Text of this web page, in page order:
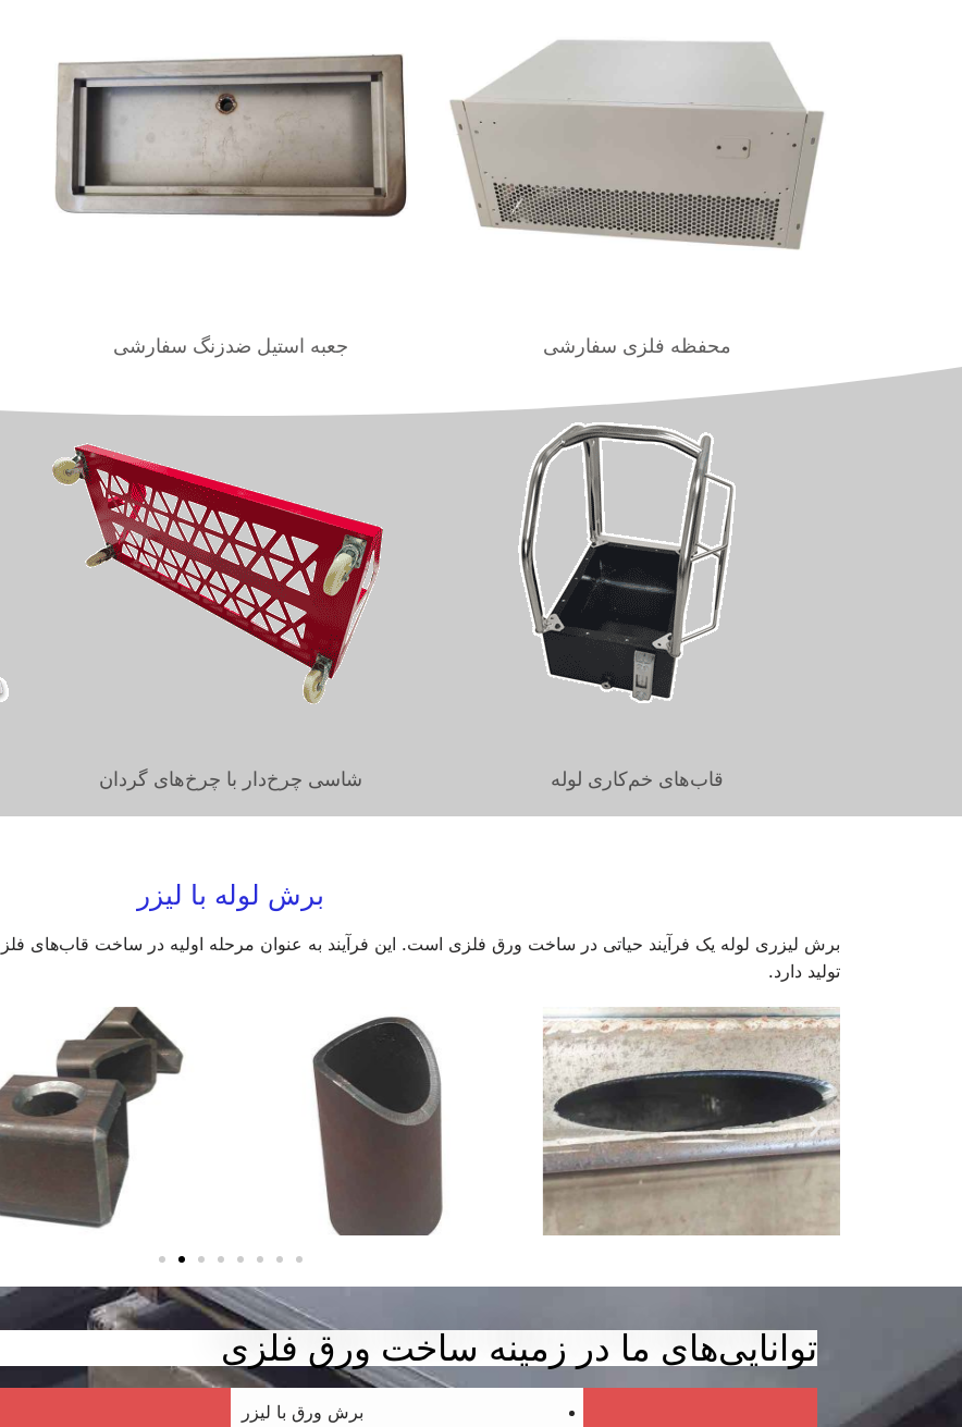
محفظه فلزی سفارشی جعبه استیل ضدزنگ سفارشی
قاب‌های خم‌کاری لوله شاسی چرخ‌دار با چرخ‌های گردان
برش لوله با لیزر
برش لیزری لوله یک فرآیند حیاتی در ساخت ورق فلزی است. این فرآیند به عنوان مرحله اولیه در ساخت قاب‌های
تولید دارد.
توانایی‌های ما در زمینه ساخت ورق فلزی
برش ورق با لیزر